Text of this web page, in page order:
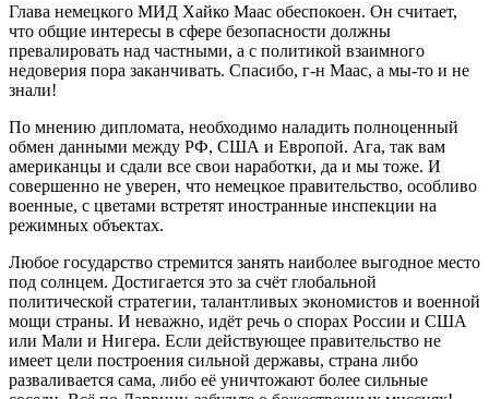
Глава немецкого МИД Хайко Маас обеспокоен. Он считает,
что общие интересы в сфере безопасности должны
превалировать над частными, а с политикой взаимного
недоверия пора заканчивать. Спасибо, г-н Маас, а мы-то и не
знали!
По мнению дипломата, необходимо наладить полноценный
обмен данными между РФ, США и Европой. Ага, так вам
американцы и сдали все свои наработки, да и мы тоже. И
совершенно не уверен, что немецкое правительство, особливо
военные, с цветами встретят иностранные инспекции на
режимных объектах.
Любое государство стремится занять наиболее выгодное место
под солнцем. Достигается это за счёт глобальной
политической стратегии, талантливых экономистов и военной
мощи страны. И неважно, идёт речь о спорах России и США
или Мали и Нигера. Если действующее правительство не
имеет цели построения сильной державы, страна либо
разваливается сама, либо её уничтожают более сильные